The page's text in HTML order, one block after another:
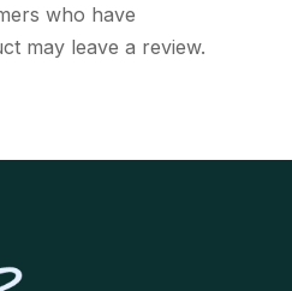
product
page
who have
may leave a review.